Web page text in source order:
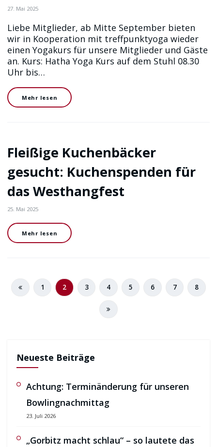
27. Mai 2025
Liebe Mitglieder, ab Mitte September bieten
wir in Kooperation mit treffpunktyoga wieder
einen Yogakurs für unsere Mitglieder und Gäste
an. Kurs: Hatha Yoga Kurs auf dem Stuhl 08.30
Uhr bis…
Mehr lesen
Fleißige Kuchenbäcker
gesucht: Kuchenspenden für
das Westhangfest
25. Mai 2025
Mehr lesen
1 2 3 4 5 6 7 8
Neueste Beiträge
Achtung: Terminänderung für unseren
Bowlingnachmittag
23. Juli 2026
„Gorbitz macht schlau“ – so lautete das